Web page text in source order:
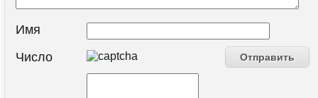
Имя
Число